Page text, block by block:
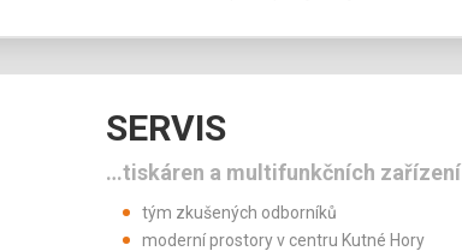
SERVIS
…tiskáren a multifunkčních zařízení
tým zkušených odborníků
moderní prostory v centru Kutné Hory